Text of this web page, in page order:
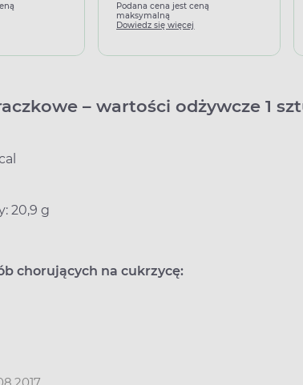
Podana cena jest ceną
maksymalną
Dowiedz się więcej
– wartości odżywcze 1
20,9 g
chorujących na cukrzycę: